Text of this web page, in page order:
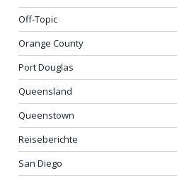
Off-Topic
Orange County
Port Douglas
Queensland
Queenstown
Reiseberichte
San Diego